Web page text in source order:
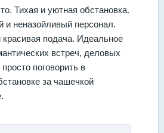
Тихая и уютная обстановка.
и неназойливый персонал.
красивая подача. Идеальное
встреч, деловых
поговорить в
за чашечкой